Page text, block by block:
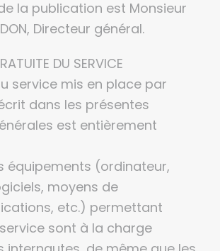
la publication est Monsieur
Directeur général.
DU SERVICE
service mis en place par
dans les présentes
est entièrement
équipements (ordinateur,
moyens de
etc.) permettant
sont à la charge
internautes, de même que les